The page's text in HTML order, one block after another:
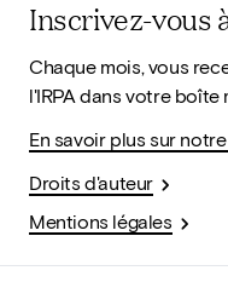
Inscrivez-vous
Chaque mois, vous
l'IRPA dans votre boîte
En savoir plus sur
Droits d'auteur
Mentions légales